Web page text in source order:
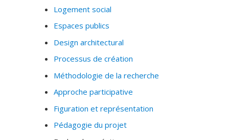
métaphores et pratiques cognitives du projet
situation pédagogique).
Pratiques du jugement architectural (jurys de
concours).
Création et innovation dans les disciplines du
projet (théories de la conception et du "design
architecture et en paysage.
Logement social
Espaces publics
Design architectural
Processus de création
Méthodologie de la recherche
Approche participative
Figuration et représentation
Pédagogie du projet